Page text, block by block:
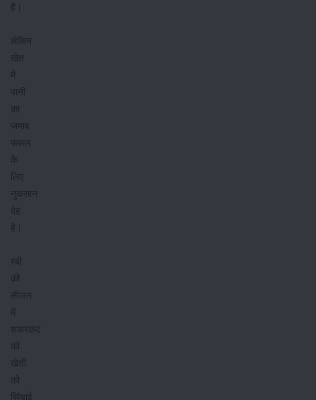
है।
लेकिन
खेत
में
पानी
का
जमाव
फसल
के
लिए
नुकसान
देह
है।
रबी
की
सीजन
में
शकरकंद
की
खेती
को
सिंचाई